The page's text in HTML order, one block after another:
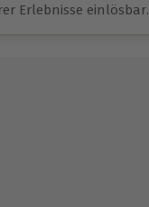
Erlebnisse einlösbar.